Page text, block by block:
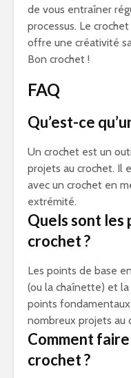
de vous entraîner
processus. Le
offre une créativité
Bon crochet !
FAQ
Qu’est-ce
Un crochet est un
projets au crochet. Il
avec un crochet en
extrémité.
Quels sont les
crochet ?
Les points de base
(ou la chaînette) et
points
nombreux projets au
Comment
crochet ?